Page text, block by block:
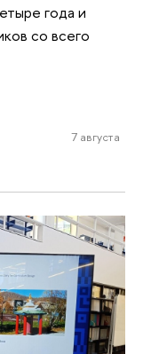
года и
со всего
7 августа